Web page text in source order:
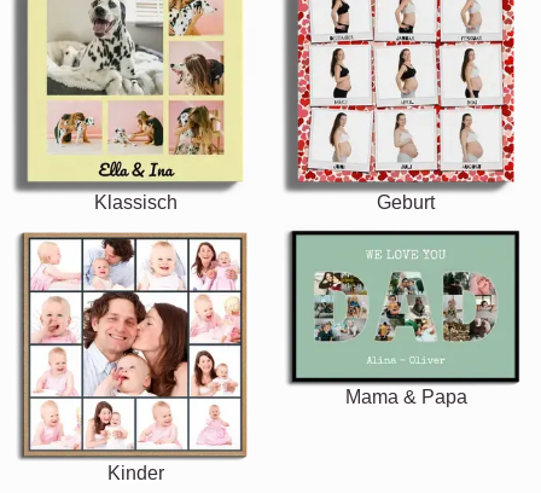
Klassisch Geburt
Kinder
Mama & Papa